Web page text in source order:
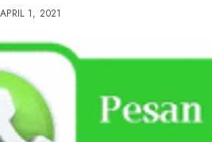
APRIL 1, 2021